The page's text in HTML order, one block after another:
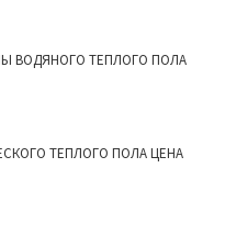
ВОДЯНОГО ТЕПЛОГО ПОЛА
ТЕПЛОГО ПОЛА ЦЕНА